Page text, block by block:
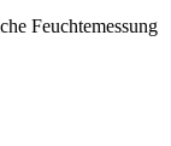
Feuchtemessung